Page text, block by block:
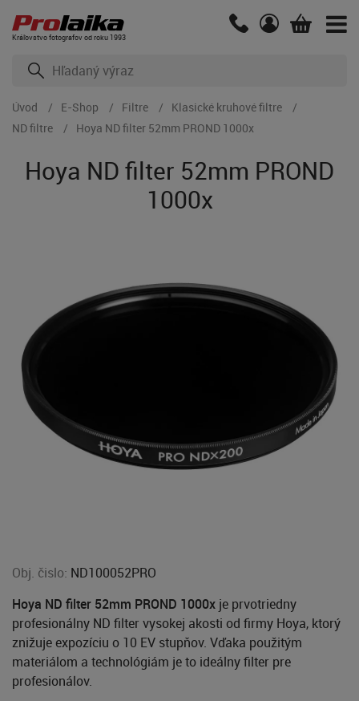
Kráľovstvo fotografov od roku 1993
Úvod E-Shop Filtre
Klasické kruhové filtre
ND filtre
Hoya ND filter 52mm PROND 1000x
Hoya ND filter 52mm PROND
1000x
Obj. čislo: ND100052PRO
Hoya ND filter 52mm PROND 1000x je prvotriedny
profesionálny ND filter vysokej akosti od firmy Hoya, ktorý
znižuje expozíciu o 10 EV stupňov. Vďaka použitým
materiálom a technológiám je to ideálny filter pre
profesionálov.